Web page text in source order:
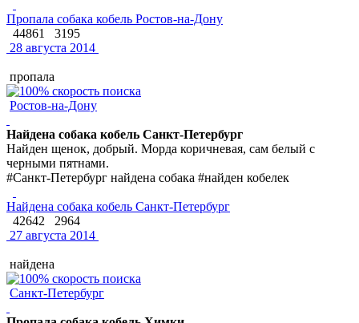
Пропала собака кобель Ростов-на-Дону
44861
3195
28 августа 2014
пропала
Ростов-на-Дону
Найдена собака кобель Санкт-Петербург
Найден щенок, добрый. Морда коричневая, сам белый с
черными пятнами.
#Санкт-Петербург найдена собака #найден кобелек
Найдена собака кобель Санкт-Петербург
42642
2964
27 августа 2014
найдена
Санкт-Петербург